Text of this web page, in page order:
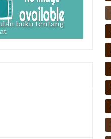
buku tentang